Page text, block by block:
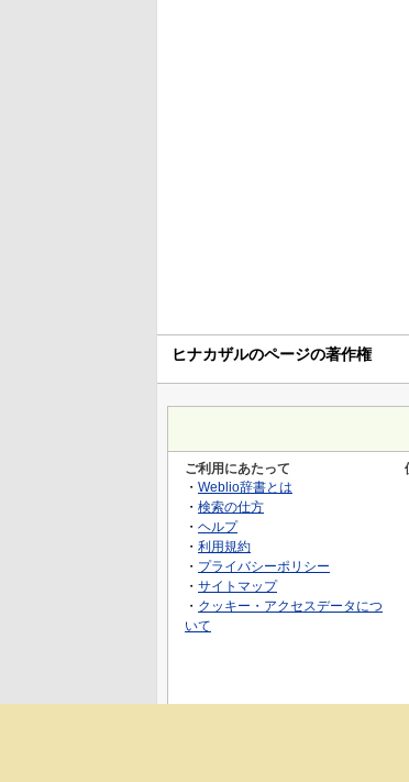
ヒナカザルのページの著作権
ご利用にあたって
・ Weblio辞書とは
・ 検索の仕方
・ ヘルプ
・ 利用規約
・ プライバシーポリシー
・ サイトマップ
・ クッキー・アクセスデータにつ
いて